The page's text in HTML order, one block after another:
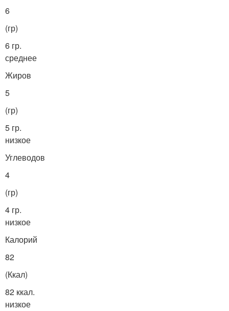
6
(гр)
6 гр.
среднее
Жиров
5
(гр)
5 гр.
низкое
Углеводов
4
(гр)
4 гр.
низкое
Калорий
82
(Ккал)
82 ккал.
низкое